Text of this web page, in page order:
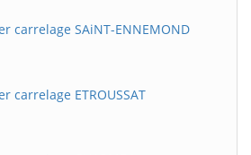
carrelage SAiNT-ENNEMOND
carrelage ETROUSSAT